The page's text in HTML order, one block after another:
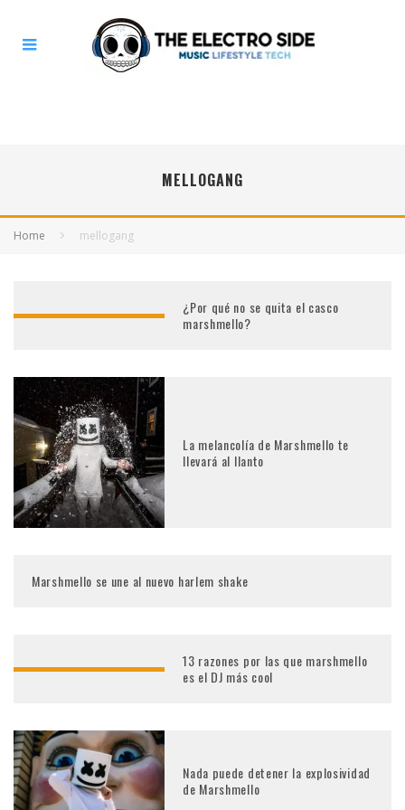
MELLOGANG
Home mellogang
¿Por qué no se quita el casco
marshmello?
La melancolía de Marshmello te
llevará al llanto
Marshmello se une al nuevo harlem shake
13 razones por las que marshmello
es el DJ más cool
Nada puede detener la explosividad
de Marshmello